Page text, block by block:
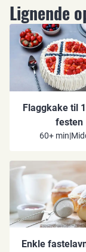
Lignende
Flaggkake til
festen
60+ min|
Enkle